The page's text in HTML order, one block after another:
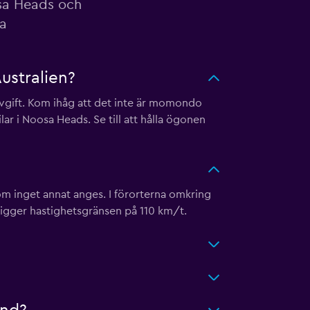
Heads och
Kom ihåg att det inte är momondo
i Noosa Heads. Se till att hålla ögonen
inget annat anges. I förorterna omkring
hastighetsgränsen på 110 km/t.